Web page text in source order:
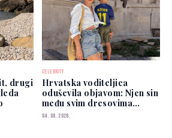
drugi
CELEBRITY
Hrvatska voditeljica
oduševila objavom: Njen sin
među svim dresovima
izabrao Zmajeve
04. 08. 2026.